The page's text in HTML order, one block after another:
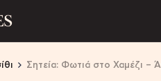
Σητεία: Φωτιά στο Χαμέζι –